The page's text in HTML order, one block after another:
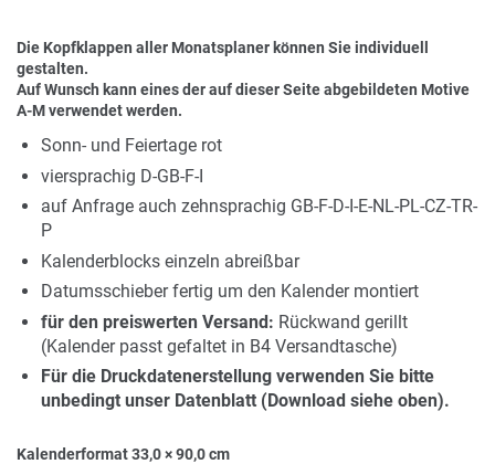
Die Kopfklappen aller Monatsplaner können Sie individuell
gestalten.
Auf Wunsch kann eines der auf dieser Seite abgebildeten Motive
A-M verwendet werden.
Sonn- und Feiertage rot
viersprachig D-GB-F-I
auf Anfrage auch zehnsprachig GB-F-D-I-E-NL-PL-CZ-TR-
P
Kalenderblocks einzeln abreißbar
Datumsschieber fertig um den Kalender montiert
für den preiswerten Versand: Rückwand gerillt
(Kalender passt gefaltet in B4 Versandtasche)
Für die Druckdatenerstellung verwenden Sie bitte
unbedingt unser Datenblatt (Download siehe oben).
Kalenderformat 33,0 × 90,0 cm